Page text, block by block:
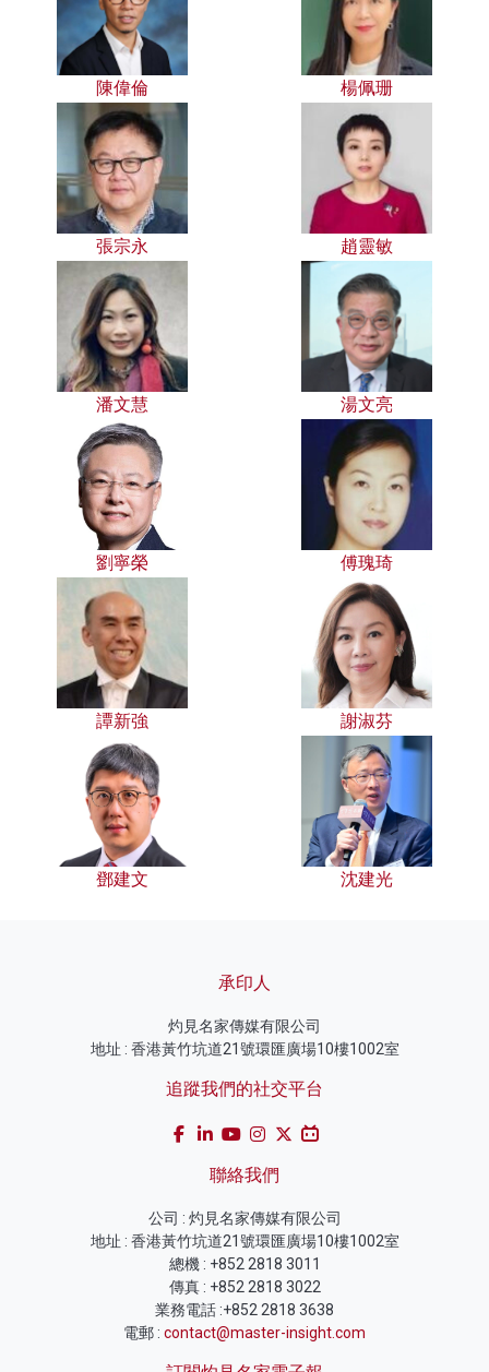
陳偉倫 楊佩珊
張宗永 趙靈敏
潘文慧 湯文亮
劉寧榮 傅瑰琦
譚新強 謝淑芬
鄧建文 沈建光
承印人
灼見名家傳媒有限公司
地址 : 香港黃竹坑道21號環匯廣場10樓1002室
追蹤我們的社交平台
聯絡我們
公司 : 灼見名家傳媒有限公司
地址 : 香港黃竹坑道21號環匯廣場10樓1002室
總機 : +852 2818 3011
傳真 : +852 2818 3022
業務電話 :+852 2818 3638
電郵 : contact@master-insight.com